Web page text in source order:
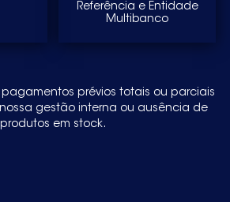
Referência e Entidade
Multibanco
pagamentos prévios totais ou parciais
gestão interna ou ausência de
produtos em stock.